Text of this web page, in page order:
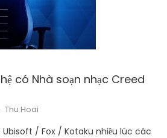
có Nhà soạn nhạc Creed
Author
Thu Hoai
Ubisoft / Fox / Kotaku nhiều lúc các